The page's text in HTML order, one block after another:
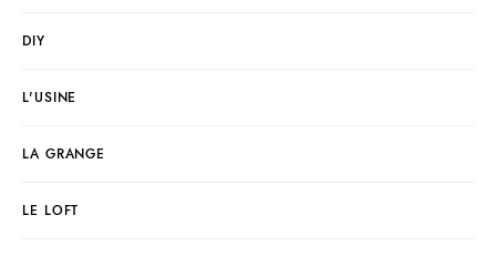
DIY
L'USINE
LA GRANGE
LE LOFT